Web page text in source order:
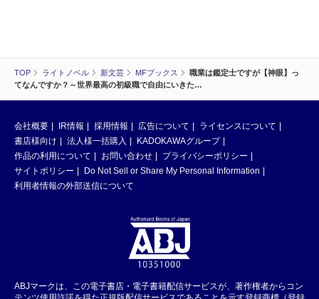
TOP ライトノベル 新文芸 MFブックス
職業は鑑定士ですが【神眼】っ
てなんですか？～世界最高の初級職で自由にいきた…
会社概要 IR情報 採用情報 広告について
ライセンスについて
書店様向け
法人様一括購入
KADOKAWAグループ
作品の利用について
お問い合わせ
プライバシーポリシー
サイトポリシー
Do Not Sell or Share My Personal Information
利用者情報の外部送信について
ABJマークは、この電子書店・電子書籍配信サービスが、著作権者からコン